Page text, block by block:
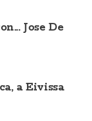
Jose De
a Eivissa